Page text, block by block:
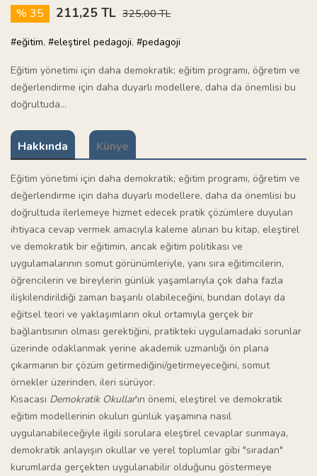
% 35 211,25 TL 325,00 TL
#eğitim, #eleştirel pedagoji, #pedagoji
Eğitim yönetimi için daha demokratik; eğitim programı, öğretim ve
değerlendirme için daha duyarlı modellere, daha da önemlisi bu
doğrultuda...
Hakkında Künye
Eğitim yönetimi için daha demokratik; eğitim programı, öğretim ve
değerlendirme için daha duyarlı modellere, daha da önemlisi bu
doğrultuda ilerlemeye hizmet edecek pratik çözümlere duyulan
ihtiyaca cevap vermek amacıyla kaleme alınan bu kitap, eleştirel
ve demokratik bir eğitimin, ancak eğitim politikası ve
uygulamalarının somut görünümleriyle, yanı sıra eğitimcilerin,
öğrencilerin ve bireylerin günlük yaşamlarıyla çok daha fazla
ilişkilendirildiği zaman başarılı olabileceğini, bundan dolayı da
eğitsel teori ve yaklaşımların okul ortamıyla gerçek bir
bağlantısının olması gerektiğini, pratikteki uygulamadaki sorunlar
üzerinde odaklanmak yerine akademik uzmanlığı ön plana
çıkarmanın bir çözüm getirmediğini/getirmeyeceğini, somut
örnekler üzerinden, ileri sürüyor.
Kısacası Demokratik Okullar'ın önemi, eleştirel ve demokratik
eğitim modellerinin okulun günlük yaşamına nasıl
uygulanabileceğiyle ilgili sorulara eleştirel cevaplar sunmaya,
demokratik anlayışın okullar ve yerel toplumlar gibi "sıradan"
kurumlarda gerçekten uygulanabilir olduğunu göstermeye